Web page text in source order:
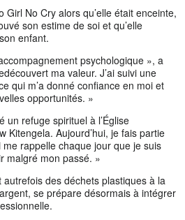
Girl No Cry alors qu’elle était enceinte,
son estime de soi et qu’elle
enfant.
psychologique », a
ma valeur. J’ai suivi une
qui m’a donné confiance en moi et
opportunités. »
un refuge spirituel à l’Église
Kitengela. Aujourd’hui, je fais partie
me rappelle chaque jour que je suis
malgré mon passé. »
des déchets plastiques à la
se prépare désormais à intégrer